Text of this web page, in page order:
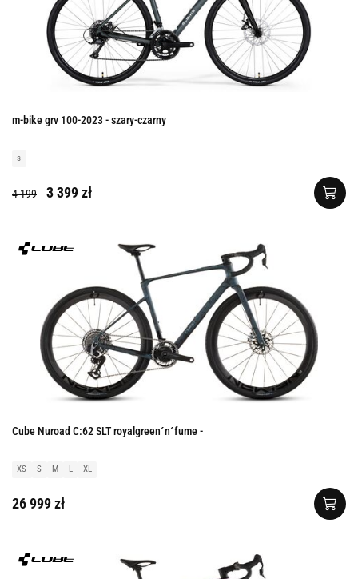
m-bike grv 100-2023 - szary-czarny
s
4 199 3 399 zł
Cube Nuroad C:62 SLT royalgreen´n´fume -
XS S M L XL
26 999 zł